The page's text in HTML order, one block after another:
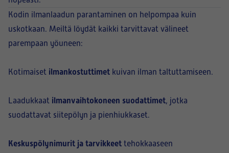
Kodin ilmanlaadun parantaminen on helpompaa kuin
uskotkaan. Meiltä löydät kaikki tarvittavat välineet
parempaan yöuneen:
Kotimaiset ilmankostuttimet kuivan ilman taltuttamiseen.
Laadukkaat ilmanvaihtokoneen suodattimet, jotka
suodattavat siitepölyn ja pienhiukkaset.
Keskuspölynimurit ja tarvikkeet tehokkaaseen